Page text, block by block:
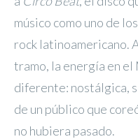
músico como uno de
rock latinoamericano.
tramo, la energía en
diferente: nostálgica,
de un público que
no hubiera pasado.